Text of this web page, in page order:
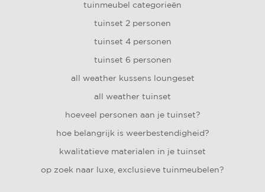
tuinmeubel categorieën
tuinset 2 personen
tuinset 4 personen
tuinset 6 personen
all weather kussens loungeset
all weather tuinset
hoeveel personen aan je tuinset?
hoe belangrijk is weerbestendigheid?
kwalitatieve materialen in je tuinset
op zoek naar luxe, exclusieve tuinmeubelen?